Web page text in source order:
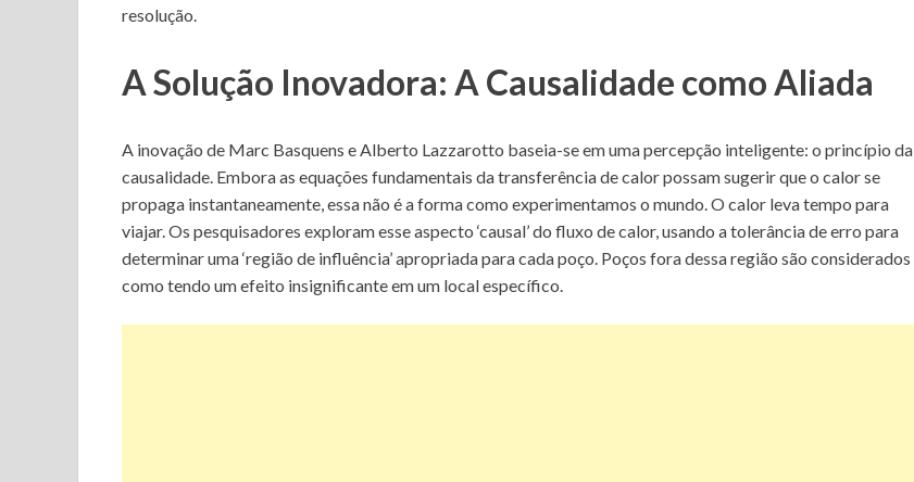
resolução.
A Solução Inovadora: A Causalidade como Aliada
A inovação de Marc Basquens e Alberto Lazzarotto baseia-se em uma percepção inteligente: o princípio da
causalidade. Embora as equações fundamentais da transferência de calor possam sugerir que o calor se
propaga instantaneamente, essa não é a forma como experimentamos o mundo. O calor leva tempo para
viajar. Os pesquisadores exploram esse aspecto ‘causal’ do fluxo de calor, usando a tolerância de erro para
determinar uma ‘região de influência’ apropriada para cada poço. Poços fora dessa região são considerados
como tendo um efeito insignificante em um local específico.